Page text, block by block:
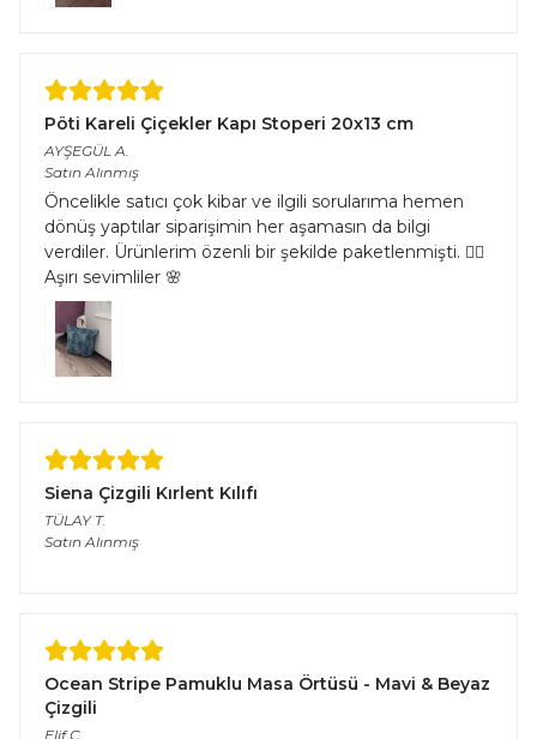
Pöti Kareli Çiçekler Kapı Stoperi 20x13 cm
AYŞEGÜL A.
Satın Alınmış
Öncelikle satıcı çok kibar ve ilgili sorularıma hemen
dönüş yaptılar siparişimin her aşamasın da bilgi
verdiler. Ürünlerim özenli bir şekilde paketlenmişti. 👌🏻
Aşırı sevimliler 🌸
Siena Çizgili Kırlent Kılıfı
TÜLAY T.
Satın Alınmış
Ocean Stripe Pamuklu Masa Örtüsü - Mavi & Beyaz
Çizgili
Elif Ç.